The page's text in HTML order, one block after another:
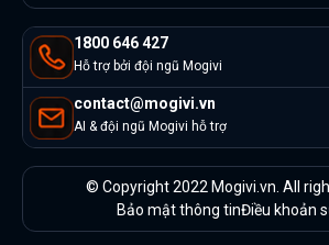
1800 646 427
Hỗ trợ bởi đội ngũ Mogivi
contact@mogivi.vn
AI & đội ngũ Mogivi hỗ trợ
© Copyright 2022 Mogivi.vn. All
Bảo mật thông tinĐiều khoản